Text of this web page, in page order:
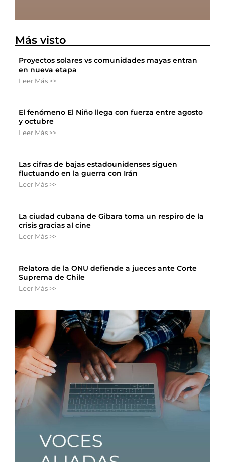
Más visto
Proyectos solares vs comunidades mayas entran
en nueva etapa
Leer Más >>
El fenómeno El Niño llega con fuerza entre agosto
y octubre
Leer Más >>
Las cifras de bajas estadounidenses siguen
fluctuando en la guerra con Irán
Leer Más >>
La ciudad cubana de Gibara toma un respiro de la
crisis gracias al cine
Leer Más >>
Relatora de la ONU defiende a jueces ante Corte
Suprema de Chile
Leer Más >>